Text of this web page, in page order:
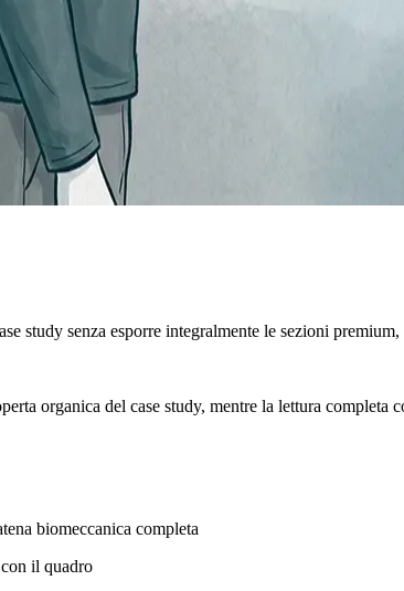
study senza esporre integralmente le sezioni
organica del case study, mentre la lettura completa
biomeccanica completa
il quadro